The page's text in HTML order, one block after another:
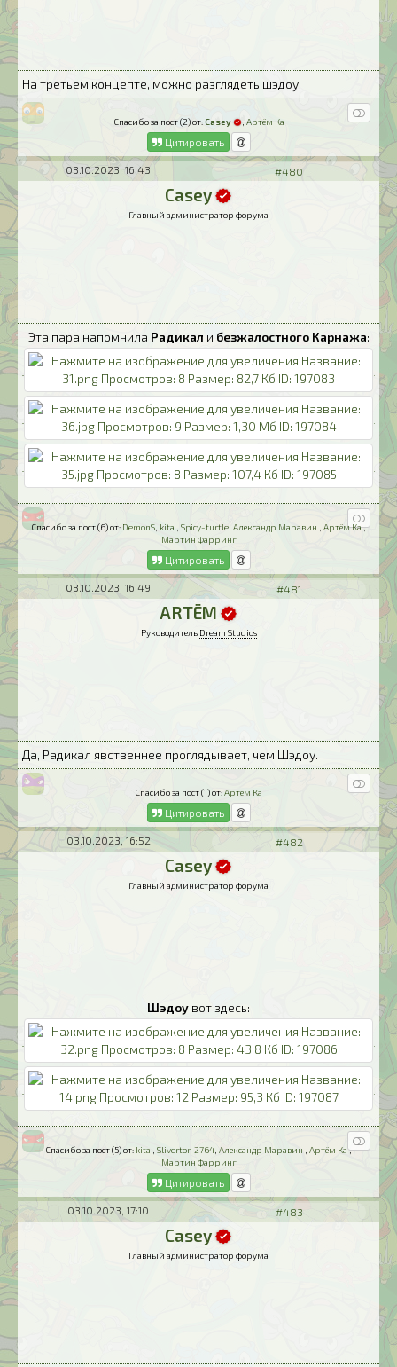
На третьем концепте, можно разглядеть шэдоу.
Спасибо за пост (2) от: Casey , Артём Ка
Цитировать
03.10.2023, 16:43 #480
Casey
Главный администратор форума
Эта пара напомнила Радикал и безжалостного Карнажа:
Спасибо за пост (6) от: DemonS kita Spicy-turtle Александр Маравин Артём Ка,
Мартин Фарринг
Цитировать
03.10.2023, 16:49 #481
ARTЁM
Руководитель Dream Studios
Да, Радикал явственнее проглядывает, чем Шэдоу.
Спасибо за пост (1) от:Артём Ка
Цитировать
03.10.2023, 16:52 #482
Casey
Главный администратор форума
Шэдоу вот здесь:
Спасибо за пост (5) от: kita Sliverton 2764 Александр Маравин Артём Ка ,
Мартин Фарринг
Цитировать
03.10.2023, 17:10 #483
Casey
Главный администратор форума